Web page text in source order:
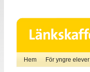
Hem För yngre elever